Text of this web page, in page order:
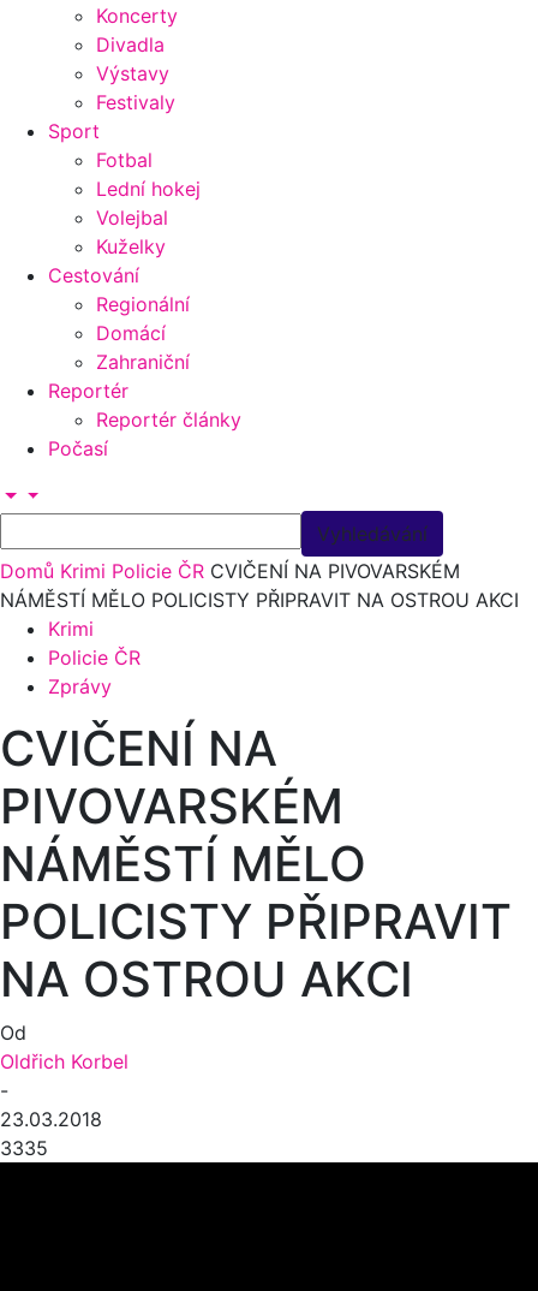
Koncerty
Divadla
Výstavy
Festivaly
Sport
Fotbal
Lední hokej
Volejbal
Kuželky
Cestování
Regionální
Domácí
Zahraniční
Reportér
Reportér články
Počasí
Domů Krimi Policie ČR CVIČENÍ NA PIVOVARSKÉM
NÁMĚSTÍ MĚLO POLICISTY PŘIPRAVIT NA OSTROU AKCI
Krimi
Policie ČR
Zprávy
CVIČENÍ NA
PIVOVARSKÉM
NÁMĚSTÍ MĚLO
POLICISTY PŘIPRAVIT
NA OSTROU AKCI
Od
Oldřich Korbel
-
23.03.2018
3335